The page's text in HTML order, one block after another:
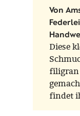
Von
Diese
filigran
findet